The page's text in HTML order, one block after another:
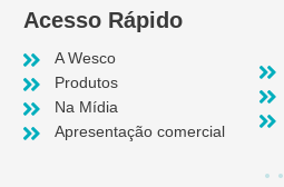
Acesso Rápido
A Wesco
Produtos
Na Mídia
Apresentação comercial